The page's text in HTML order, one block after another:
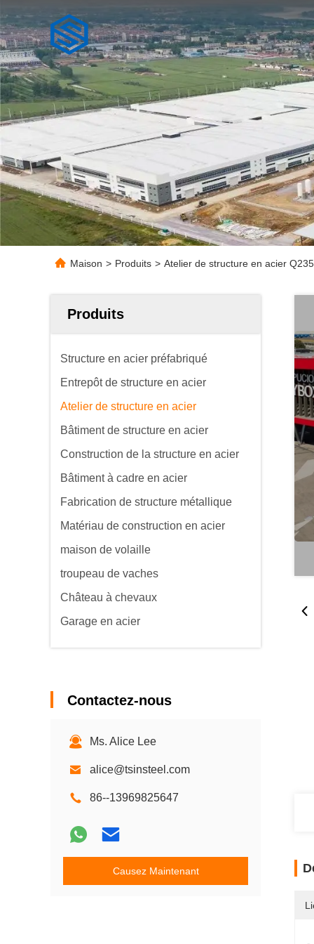
Maison > Produits > Atelier de structure en acier
Produits
Structure en acier préfabriqué
Entrepôt de structure en acier
Atelier de structure en acier
Bâtiment de structure en acier
Construction de la structure en acier
Bâtiment à cadre en acier
Fabrication de structure métallique
Matériau de construction en acier
maison de volaille
troupeau de vaches
Château à chevaux
Garage en acier
Contactez-nous
Ms. Alice Lee
alice@tsinsteel.com
86--13969825647
Causez Maintenant